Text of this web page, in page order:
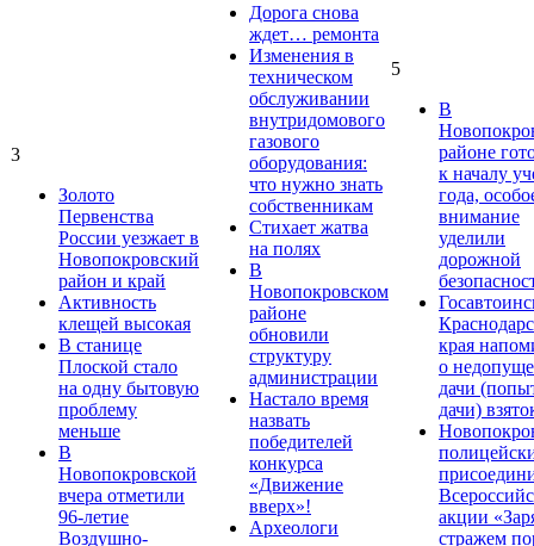
3
Золото
Первенства
России уезжает в
Новопокровский
район и край
Активность
клещей высокая
В станице
Плоской стало
на одну бытовую
проблему
меньше
В
Новопокровской
вчера отметили
96-летие
Воздушно-
Дорога снова
ждет… ремонта
Изменения в
техническом
обслуживании
внутридомового
газового
оборудования:
что нужно знать
собственникам
Стихает жатва
на полях
В
Новопокровском
районе
обновили
структуру
администрации
Настало время
назвать
победителей
конкурса
«Движение
вверх»!
Археологи
5
В
районе
к началу
года,
внимание
уделили
дорожной
края
о
дачи
дачи)
акции
стражем